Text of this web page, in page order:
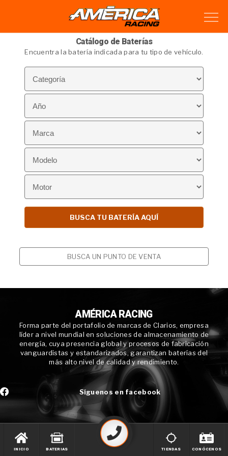
Catálogo de Baterías
Encuentra la batería indicada para tu tipo de vehículo.
BUSCA UN PUNTO DE VENTA
AMÉRICA RACING
Forma parte del portafolio de marcas de Clarios, empresa
líder a nivel mundial en soluciones de almacenamiento de
energía, cuya presencia global y procesos de fabricación
vanguardistas y estandarizados, garantizan baterías del
más alto nivel de calidad y rendimiento.
Síguenos en facebook
INICIO BATERIAS TIENDAS CONÓCENOS